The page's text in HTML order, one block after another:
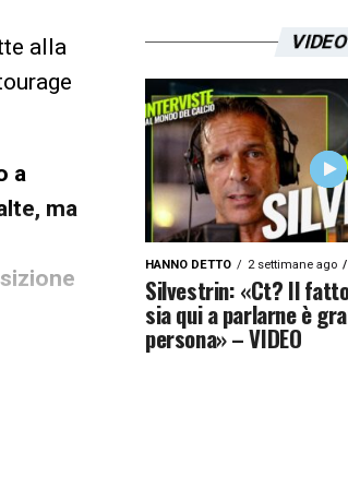
alla
a
ma
VIDEO
HANNO DETTO 2 settimane ago
Silvestrin: «Ct? Il
sia qui a parlarne è
persona» – VIDEO